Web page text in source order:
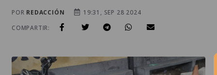
POR REDACCIÓN
19:31, SEP 28 2024
COMPARTIR: